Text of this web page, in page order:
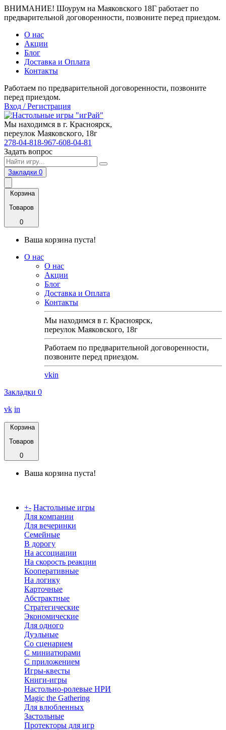
ВНИМАНИЕ! Шоурум на Маяковского 18Г работает по
предварительной договоренности, позвоните перед приездом.
О нас
Акции
Блог
Доставка и Оплата
Контакты
Работаем по предварительной договоренности, позвоните
перед приездом.
Вход / Регистрация
Мы находимся в г. Красноярск,
переулок Маяковского, 18г
278-04-818-967-608-04-81
Задать вопрос
Закладки 0
Корзина
Товаров
0
Ваша корзина пуста!
О нас
О нас
Акции
Блог
Доставка и Оплата
Контакты
Мы находимся в г. Красноярск,
переулок Маяковского, 18г
Работаем по предварительной договоренности,
позвоните перед приездом.
vkin
Закладки 0
vk in
Корзина
Товаров
0
Ваша корзина пуста!
+- Настольные игры
Для компании
Для вечеринки
Семейные
В дорогу
На ассоциации
На скорость реакции
Кооперативные
На логику
Карточные
Абстрактные
Стратегические
Экономические
Для одного
Дуэльные
Со сценарием
С миниатюрами
С приложением
Игры-квесты
Книги-игры
Настольно-ролевые НРИ
Magic the Gathering
Для влюбленных
Застольные
Протекторы для игр